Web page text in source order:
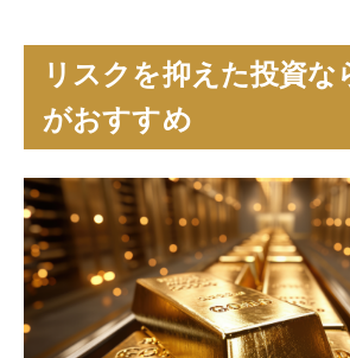
リスクを抑えた投資な
がおすすめ